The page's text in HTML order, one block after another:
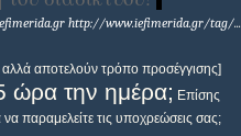
.gr http://www.iefimerida.gr/tag/...
αλλά αποτελούν τρόπο προσέγγισης]
ώρα την ημέρα; Επίσης
παραμελείτε τις υποχρεώσεις σας;